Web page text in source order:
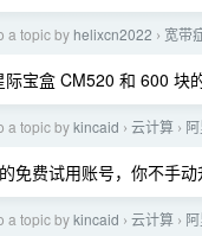
a topic by helixcn2022 › 宽带
际宝盒 CM520 和 600 块
a topic bykincaid › 云计算 ›
免费试用账号，你不手动
a topic bykincaid › 云计算 ›